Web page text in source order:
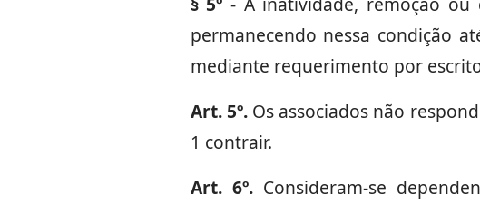
permanecendo nessa condição
mediante requerimento por
Art. 5º.Os associados não
1 contrair.
Art. 6º.Consideram-se